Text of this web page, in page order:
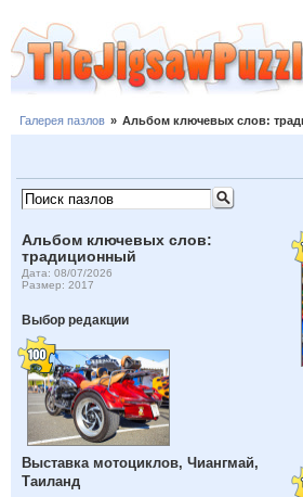
Галерея пазлов » Альбом ключевых слов:
Альбом ключевых слов:
традиционный
Дата: 08/07/2026
Размер: 2017
Выбор редакции
Выставка мотоциклов, Чиангмай,
Таиланд